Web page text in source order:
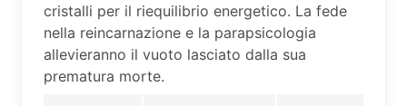
cristalli per il riequilibrio energetico. La fede
nella reincarnazione e la parapsicologia
allevieranno il vuoto lasciato dalla sua
prematura morte.